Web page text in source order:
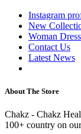
Instagram
New
Woman Dress
Contact Us
Latest News
About The Store
Chakz - Chakz
100+ country on